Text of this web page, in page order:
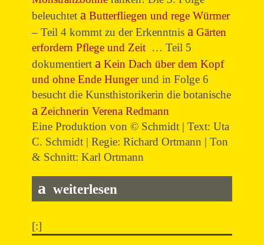
beleuchtet
Butterfliegen und rege Würmer
– Teil 4 kommt zu der Erkenntnis
Gärten
erfordern Pflege und Zeit… Teil 5
dokumentiert
Kein Dach über dem Kopf
und ohne Ende Hungerund in Folge 6
besucht die Kunsthistorikerin die botanische
Zeichnerin Verena Redmann
Eine Produktion von © Schmidt | Text: Uta
C. Schmidt | Regie: Richard Ortmann | Ton
& Schnitt: Karl Ortmann
weiterlesen
[:]